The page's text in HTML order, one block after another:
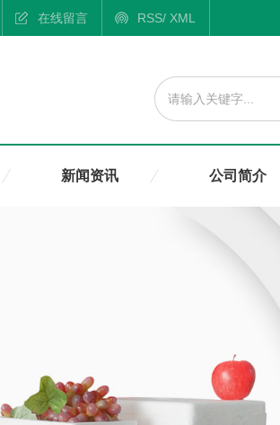
在线留言 RSS/ XML
新闻资讯 公司简介